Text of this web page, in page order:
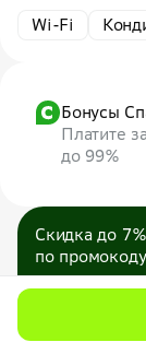
Wi-Fi
Бонусы
Платите
до 99%
Скидка до
по
Максимум —